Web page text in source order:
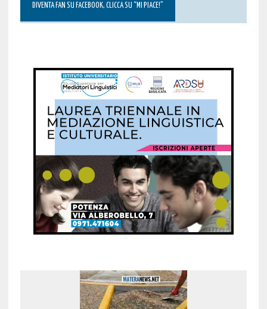
DIVENTA FAN SU FACEBOOK, CLICCA SU “MI PIACE!”